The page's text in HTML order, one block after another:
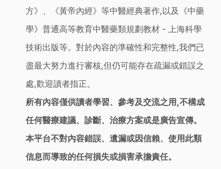
方》、《黃帝內經》等中醫經典著作,以及《中藥
學》普通高等教育中醫藥類規劃教材 - 上海科學
技術出版等。對於內容的準確性和完整性,我們已
盡最大努力進行審核,但仍可能存在疏漏或錯誤之
處,歡迎讀者指正。
所有內容僅供讀者學習、參考及交流之用,不構成
任何醫療建議、診斷、治療方案或是廣告宣傳。
本平台不對內容錯誤、遺漏或因信賴、使用此類
信息而導致的任何損失或損害承擔責任。